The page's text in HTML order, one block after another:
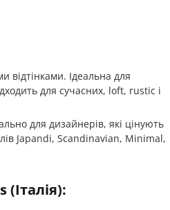
відтінками. Ідеальна для
для сучасних, loft, rustic і
для дизайнерів, які цінують
Japandi, Scandinavian, Minimal,